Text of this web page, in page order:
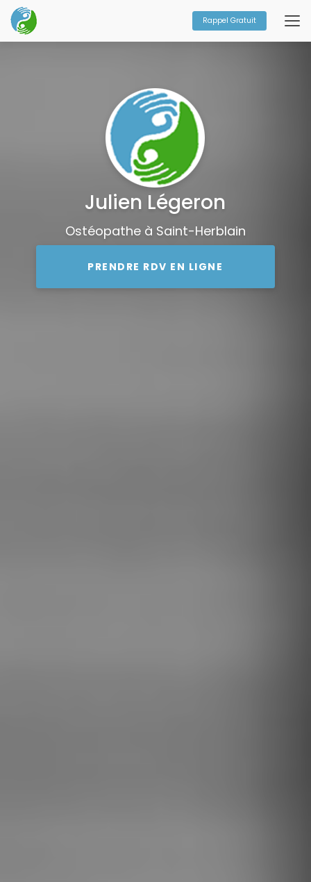
Aller
au
contenu
principal
Rappel Gratuit
Julien Légeron
Ostéopathe à Saint-Herblain
PRENDRE RDV EN LIGNE